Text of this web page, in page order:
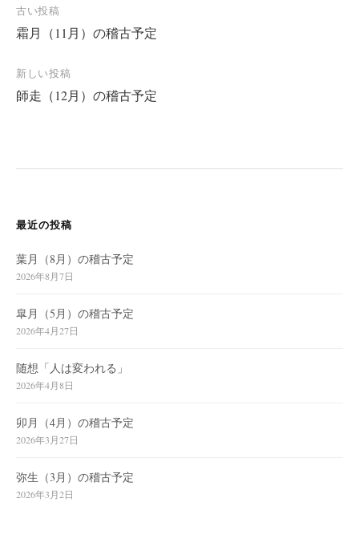
投
稿
ナ
ビ
ゲ
古い投稿
霜月（11月）の稽古予定
新しい投稿
師走（12月）の稽古予定
最近の投稿
葉月（8月）の稽古予定
2026年8月7日
皐月（5月）の稽古予定
2026年4月27日
随想「人は変われる」
2026年4月8日
卯月（4月）の稽古予定
2026年3月27日
弥生（3月）の稽古予定
2026年3月2日